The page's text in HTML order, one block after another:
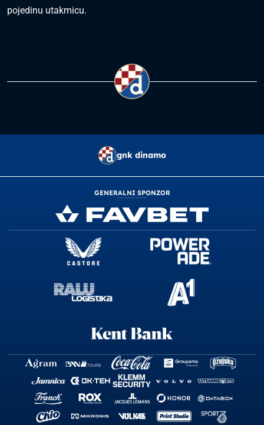
pojedinu utakmicu.
gnk dinamo
GENERALNI SPONZOR